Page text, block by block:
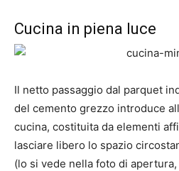
Cucina in piena luce
Il netto passaggio dal parquet
del cemento grezzo introduce
cucina, costituita da elementi
lasciare libero lo spazio
(lo si vede nella foto di